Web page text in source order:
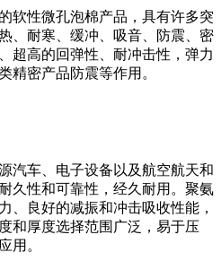
软性微孔泡棉产品，具有许多突
、耐寒、缓冲、吸音、防震、密
超高的回弹性、耐冲击性，弹力
精密产品防震等作用。
汽车、电子设备以及航空航天和
久性和可靠性，经久耐用。聚氨
、良好的减振和冲击吸收性能，
和厚度选择范围广泛，易于压
用。